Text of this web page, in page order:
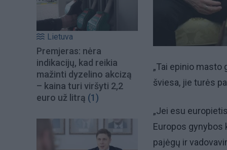
Lietuva
Premjeras: nėra
indikacijų, kad reikia
mažinti dyzelino akcizą
– kaina turi viršyti 2,2
euro už litrą (1)
„Tai epinio masto
šviesa, jie turės
„Jei esu
Europos gynybos
pajėgų ir